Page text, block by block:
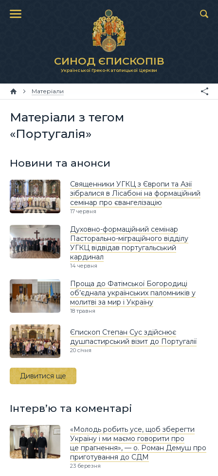
СИНОД ЄПИСКОПІВ
Української Греко-Католицької Церкви
Матеріали
Матеріали з тегом
«Португалія»
Новини та анонси
Священники УГКЦ з Європи та Азії
зібралися в Лісабоні на формаційний
семінар про євангелізацію
17 червня
Духовно-формаційний семінар
Пасторально-міграційного відділу
УГКЦ відвідав португальський
кардинал
14 червня
Проща до Фатімської Богородиці
об’єднала українських паломників у
молитві за мир і Україну
18 травня
Єпископ Степан Сус здійснює
душпастирський візит до Португалії
20 січня
Дивитися ще
Інтерв’ю та коментарі
«Молодь робить усе, щоб зберегти
Україну і ми маємо говорити про
це прагнення», — о. Роман Демуш про
приготування до СДМ
23 березня